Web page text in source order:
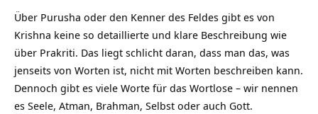
Über Purusha oder den Kenner des Feldes gibt es von
Krishna keine so detaillierte und klare Beschreibung wie
über Prakriti. Das liegt schlicht daran, dass man das, was
jenseits von Worten ist, nicht mit Worten beschreiben kann.
Dennoch gibt es viele Worte für das Wortlose – wir nennen
es Seele, Atman, Brahman, Selbst oder auch Gott.